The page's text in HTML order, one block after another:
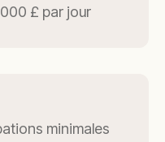
£ par jour
minimales